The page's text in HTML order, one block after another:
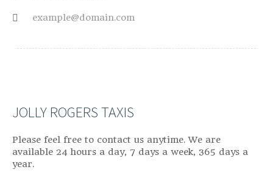
example@domain.com
JOLLY ROGERS TAXIS
Please feel free to contact us anytime. We are
available 24 hours a day, 7 days a week, 365 days a
year.